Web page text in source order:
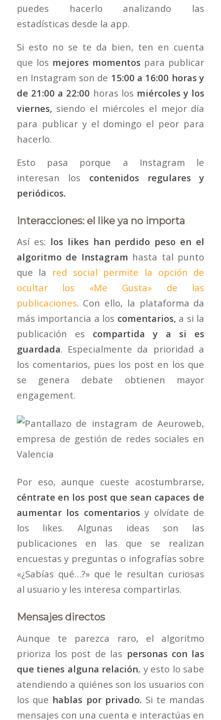
puedes hacerlo analizando las
estadísticas desde la app.
Si esto no se te da bien, ten en cuenta
que los mejores momentos para publicar
en Instagram son de 15:00 a 16:00 horas y
de 21:00 a 22:00 horas los miércoles y los
viernes, siendo el miércoles el mejor día
para publicar y el domingo el peor para
hacerlo.
Esto pasa porque a Instagram le
interesan los contenidos regulares y
periódicos.
Interacciones: el like ya no importa
Así es: los likes han perdido peso en el
algoritmo de Instagram hasta tal punto
que la red social permite la opción de
ocultar los «Me Gusta» de las
publicaciones. Con ello, la plataforma da
más importancia a los comentarios, a si la
publicación es compartida y a si es
guardada. Especialmente da prioridad a
los comentarios, pues los post en los que
se genera debate obtienen mayor
engagement.
Por eso, aunque cueste acostumbrarse,
céntrate en los post que sean capaces de
aumentar los comentarios y olvídate de
los likes. Algunas ideas son las
publicaciones en las que se realizan
encuestas y preguntas o infografías sobre
«¿Sabías qué…?» que le resultan curiosas
al usuario y les interesa compartirlas.
Mensajes directos
Aunque te parezca raro, el algoritmo
prioriza los post de las personas con las
que tienes alguna relación, y esto lo sabe
atendiendo a quiénes son los usuarios con
los que hablas por privado. Si te mandas
mensajes con una cuenta e interactúas en